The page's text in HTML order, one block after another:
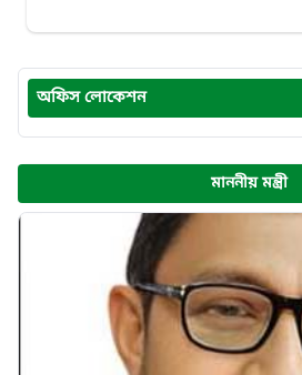
অফিস লোকেশন
মাননীয় মন্ত্রী